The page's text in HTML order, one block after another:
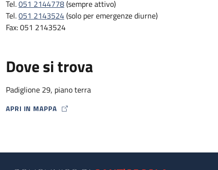
Tel.051 2144778(sempre attivo)
Tel.051 2143524(solo per emergenze diurne)
Fax: 051 2143524
Dove si trova
Padiglione 29, piano terra
APRI IN MAPPA
MAP ICON